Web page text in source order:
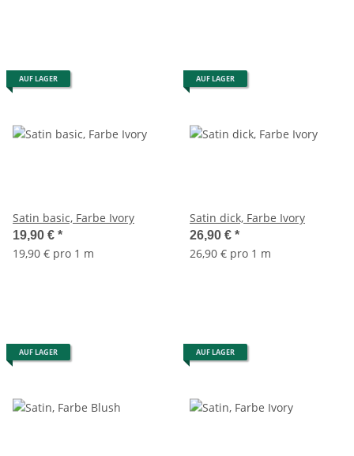
AUF LAGER
Satin basic, Farbe Ivory
19,90 € *
19,90 € pro 1 m
AUF LAGER
Satin dick, Farbe Ivory
26,90 € *
26,90 € pro 1 m
AUF LAGER AUF LAGER